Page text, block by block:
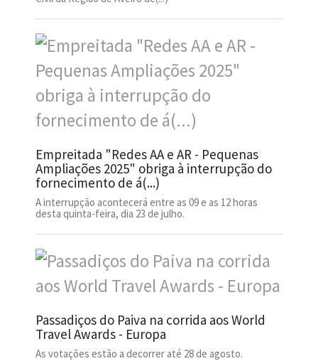
Empreitada "Redes AA e AR - Pequenas
Ampliações 2025" obriga à interrupção do
fornecimento de á(...)
A interrupção acontecerá entre as 09 e as 12 horas
desta quinta-feira, dia 23 de julho.
Passadiços do Paiva na corrida aos World
Travel Awards - Europa
As votações estão a decorrer até 28 de agosto.